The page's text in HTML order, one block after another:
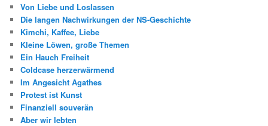
Von Liebe und Loslassen
Die langen Nachwirkungen der NS-Geschichte
Kimchi, Kaffee, Liebe
Kleine Löwen, große Themen
Ein Hauch Freiheit
Coldcase herzerwärmend
Im Angesicht Agathes
Protest ist Kunst
Finanziell souverän
Aber wir lebten